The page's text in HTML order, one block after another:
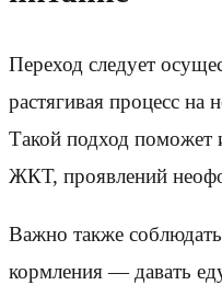
Переход следует
растягивая процесс
Такой подход поможет
ЖКТ, проявлений
Важно также
кормления — давать